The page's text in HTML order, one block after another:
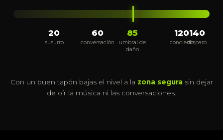
20
susurro
60
conversación
85
umbral de
daño
120
concierto
140
disparo
Con un buen tapón bajas el nivel a la zona segurasin dejar
de oír la música ni las conversaciones.